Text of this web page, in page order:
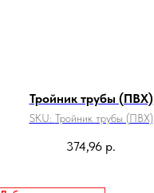
Тройник трубы (ПВХ)
SKU: Тройник трубы (ПВХ)
374,96 р.